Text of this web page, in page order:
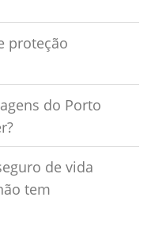
proteção
do Porto
de vida
tem